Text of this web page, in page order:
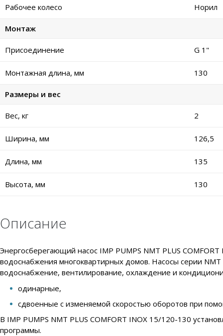
Рабочее колесо Норил
Монтаж
Присоединение G 1"
Монтажная длина, мм 130
Размеры и вес
Вес, кг 2
Ширина, мм 126,5
Длина, мм 135
Высота, мм 130
Описание
Энергосберегающий насос IMP PUMPS NMT PLUS
водоснабжения многоквартирных домов. Насосы серии
водоснабжение, вентилирование, охлаждение и
одинарные,
сдвоенные с изменяемой скоростью оборотов при
В IMP PUMPS NMT PLUS COMFORT INOX 15/120-130
программы.